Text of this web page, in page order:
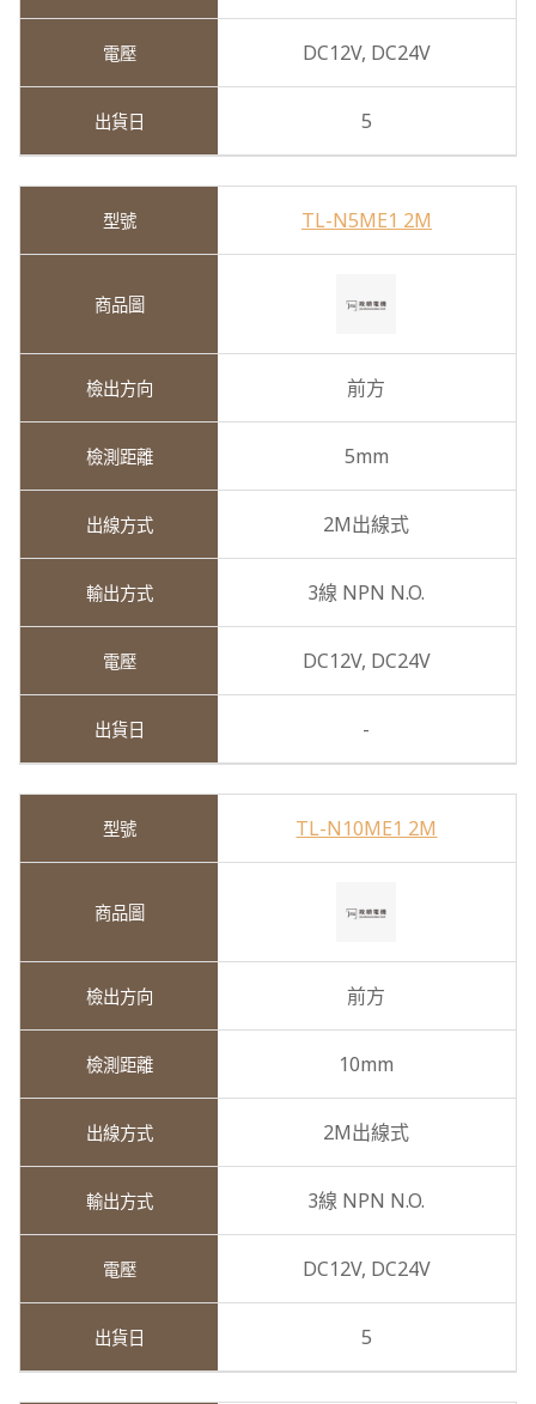
DC12V, DC24V
5
TL-N5ME1 2M
前方
5mm
2M出線式
3線 NPN N.O.
DC12V, DC24V
-
TL-N10ME1 2M
前方
10mm
2M出線式
3線 NPN N.O.
DC12V, DC24V
5